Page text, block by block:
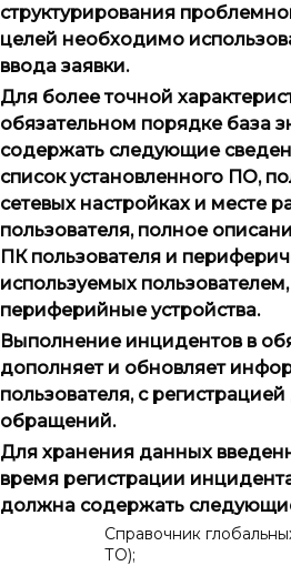
структурирования
целей необходимо
ввода заявки.
Для более точной
обязательном порядке база
содержать следующие
список установленного ПО,
сетевых настройках и месте
пользователя, полное
ПК пользователя и
используемых
периферийные устройства.
Выполнение инцидентов в
дополняет и обновляет
пользователя, с
обращений.
Для хранения данных
время регистрации
должна содержать
Справочник
ТО);